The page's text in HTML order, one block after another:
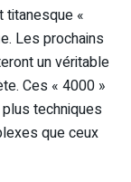
titanesque «
Les prochains
un véritable
Ces « 4000 »
techniques
que ceux